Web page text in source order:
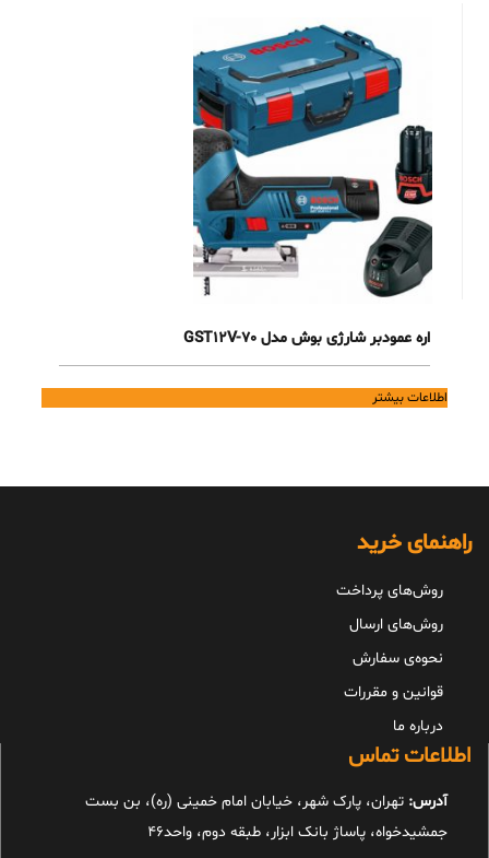
اره عمودبر شارژی بوش مدل GST12V-70
اطلاعات بیشتر
راهنمای خرید
روش‌های پرداخت
روش‌های ارسال
نحوه‌ی سفارش
قوانین و مقررات
درباره ما
اطلاعات تماس
آدرس: تهران، پارک شهر، خیابان امام خمینی (ره)، بن بست
جمشیدخواه، پاساژ بانک ابزار، طبقه دوم، واحد46